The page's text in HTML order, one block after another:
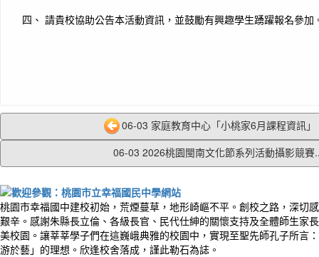
四、 請貴校協助公告本活動資訊，並鼓勵有興趣學生踴躍報名參加
06-03 家庭教育中心「小桃家6月課程資訊」
06-03 2026桃園閩南文化節系列活動攝影競賽
桃園市幸福國中建校初始，荒煙蔓草，地形崎嶇不平。創校之路，深切
艱辛。感謝朱縣長立倫、各級長官、民代仕紳的關懷支持及全體師生家
美校園。讓莘莘學子們在這巍峨典雅的校園中，實現至聖先師孔子所言
游於藝」的理想。欣逢校舍落成，謹此勒石為誌。